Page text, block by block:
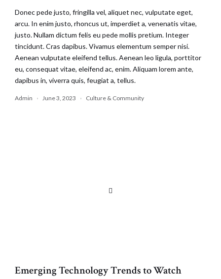
Donec pede justo, fringilla vel, aliquet nec, vulputate eget,
arcu. In enim justo, rhoncus ut, imperdiet a, venenatis vitae,
justo. Nullam dictum felis eu pede mollis pretium. Integer
tincidunt. Cras dapibus. Vivamus elementum semper nisi.
Aenean vulputate eleifend tellus. Aenean leo ligula, porttitor
eu, consequat vitae, eleifend ac, enim. Aliquam lorem ante,
dapibus in, viverra quis, feugiat a, tellus.
Admin June 3, 2023 Culture & Community
Emerging Technology Trends to Watch